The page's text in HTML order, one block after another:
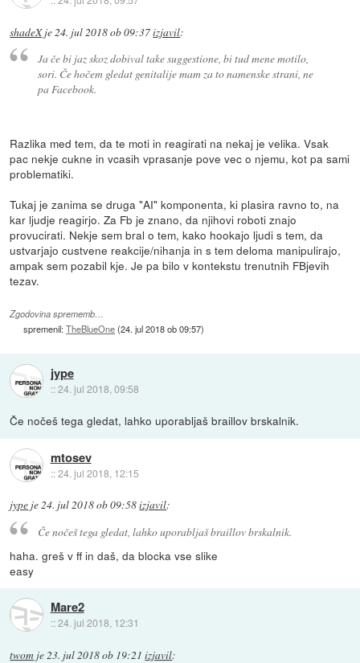
shadeXje24. jul 2018 ob 09:37izjavil:
Ja če bi jaz skoz dobival take suggestione, bi tud mene motilo,
sori. Če hočem gledat genitalije mam za to namenske strani, ne
pa Facebook.
Razlika med tem, da te moti in reagirati na nekaj je velika. Vsak
pac nekje cukne in vcasih vprasanje pove vec o njemu, kot pa sami
problematiki.
Tukaj je zanima se druga "AI" komponenta, ki plasira ravno to, na
kar ljudje reagirjo. Za Fb je znano, da njihovi roboti znajo
provucirati. Nekje sem bral o tem, kako hookajo ljudi s tem, da
ustvarjajo custvene reakcije/nihanja in s tem deloma manipulirajo,
ampak sem pozabil kje. Je pa bilo v kontekstu trenutnih FBjevih
tezav.
Zgodovina sprememb…
spremenil:TheBlueOne(24. jul 2018 ob 09:57)
jype
::24. jul 2018, 09:58
Če nočeš tega gledat, lahko uporabljaš braillov brskalnik.
mtosev
::24. jul 2018, 12:15
jype je24. jul 2018 ob 09:58izjavil:
Če nočeš tega gledat, lahko uporabljaš braillov brskalnik.
haha. greš v ff in daš, da blocka vse slike
easy
Mare2
::24. jul 2018, 12:31
twom je23. jul 2018 ob 19:21 izjavil: